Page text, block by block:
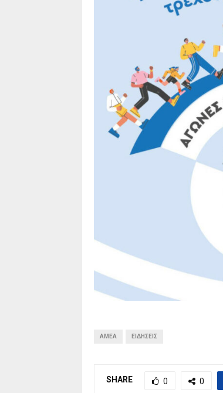
ΑΜΕΑ ΕΙΔΉΣΕΙΣ
SHARE 0 0